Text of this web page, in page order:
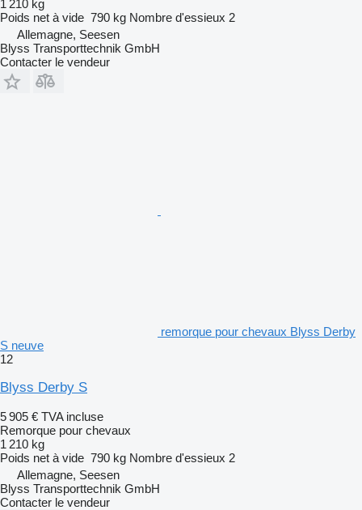
1 210 kg
Poids net à vide 790 kg Nombre d'essieux 2
Allemagne, Seesen
Blyss Transporttechnik GmbH
Contacter le vendeur
remorque pour chevaux Blyss Derby
S neuve
12
Blyss Derby S
5 905 € TVA incluse
Remorque pour chevaux
1 210 kg
Poids net à vide 790 kg Nombre d'essieux 2
Allemagne, Seesen
Blyss Transporttechnik GmbH
Contacter le vendeur